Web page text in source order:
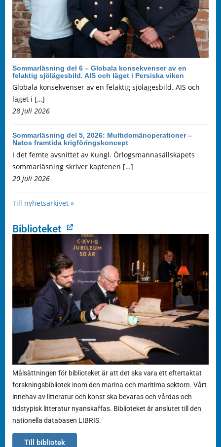
Sommarläsning del 6 – Globala konsekvenser av en
felaktig sjölägesbild. AIS och läget i Persiska viken
Globala konsekvenser av en felaktig sjölägesbild. AIS och
läget i […]
28 juli 2026
Sommarläsning del 5, 2026: Multidomänoperationer –
Natos framtida krigföringskoncept
I det femte avsnittet av Kungl. Örlogsmannasällskapets
sommarläsning skriver kaptenen […]
20 juli 2026
Till nyhetsarkivet »
Biblioteket
Målsättningen för biblioteket är att det ska vara ett eftertaktat
forskningsbibliotek inom den marina och maritima sektorn. Vårt
innehav av litteratur och konst ska bevaras och vårdas och
tidstypisk litteratur nyanskaffas. Biblioteket är anslutet till den
nationella databasen LIBRIS.
Till bibliotek